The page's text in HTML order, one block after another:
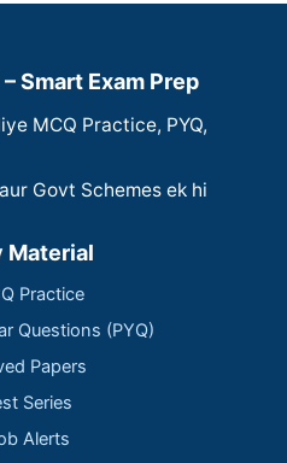
Smart Exam Prep
MCQ Practice, PYQ,
Govt Schemes ek hi
Material
Practice
Questions (PYQ)
Papers
Series
Alerts